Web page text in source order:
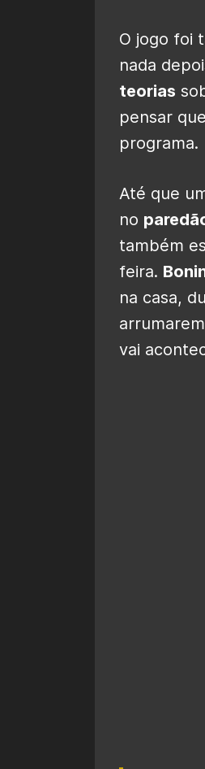
O jogo foi
nada
teorias
pensar
programa.
Até que
no
também
feira.
na casa,
vai